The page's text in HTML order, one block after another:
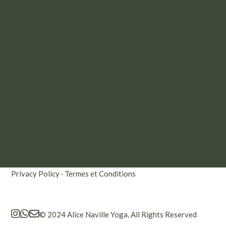
Privacy Policy · Termes et Conditions
© 2024 Alice Naville Yoga, All Rights Reserved